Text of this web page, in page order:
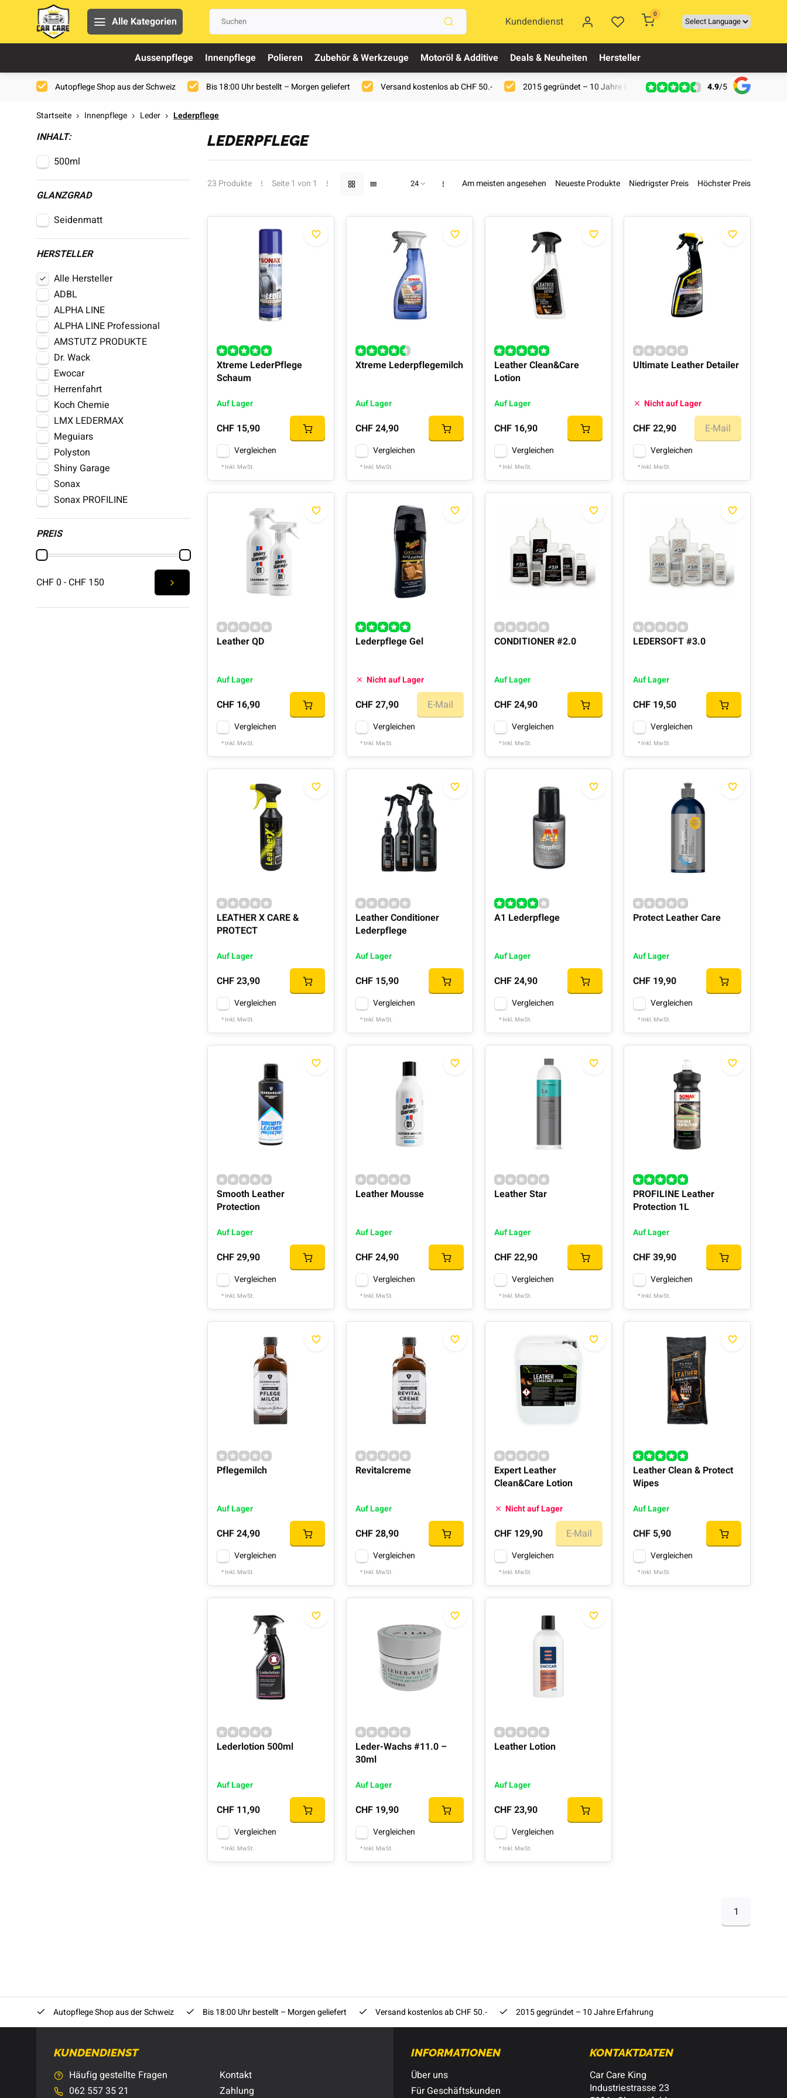
Alle Kategorien Kundendienst
0
Aussenpflege Innenpflege Polieren Zubehör & Werkzeuge Motoröl & Additive Deals & Neuheiten Hersteller
Autopflege Shop aus der Schweiz Bis 18:00 Uhr bestellt – Morgen geliefert Versand kostenlos ab CHF 50.- 2015 gegründet – 10 Jahre Erfahrung 4.9/5
Startseite Innenpflege Leder Lederpflege
INHALT:
500ml
GLANZGRAD
Seidenmatt
HERSTELLER
Alle Hersteller
ADBL
ALPHA LINE
ALPHA LINE Professional
AMSTUTZ PRODUKTE
Dr. Wack
Ewocar
Herrenfahrt
Koch Chemie
LMX LEDERMAX
Meguiars
Polyston
Shiny Garage
Sonax
Sonax PROFILINE
PREIS
CHF 0 - CHF 150
LEDERPFLEGE
23 Produkte Seite 1 von 1 Am meisten angesehen Neueste Produkte Niedrigster Preis Höchster Preis
Xtreme LederPflege
Schaum
Auf Lager
CHF 15,90
Vergleichen
* Inkl. MwSt.
Xtreme Lederpflegemilch
Auf Lager
CHF 24,90
Vergleichen
* Inkl. MwSt.
Leather Clean&Care
Lotion
Auf Lager
CHF 16,90
Vergleichen
* Inkl. MwSt.
Ultimate Leather Detailer
Nicht auf Lager
CHF 22,90 E-Mail
Vergleichen
* Inkl. MwSt.
Leather QD
Auf Lager
CHF 16,90
Vergleichen
* Inkl. MwSt.
Lederpflege Gel
Nicht auf Lager
CHF 27,90 E-Mail
Vergleichen
* Inkl. MwSt.
CONDITIONER #2.0
Auf Lager
CHF 24,90
Vergleichen
* Inkl. MwSt.
LEDERSOFT #3.0
Auf Lager
CHF 19,50
Vergleichen
* Inkl. MwSt.
LEATHER X CARE &
PROTECT
Auf Lager
CHF 23,90
Vergleichen
* Inkl. MwSt.
Leather Conditioner
Lederpflege
Auf Lager
CHF 15,90
Vergleichen
* Inkl. MwSt.
A1 Lederpflege
Auf Lager
CHF 24,90
Vergleichen
* Inkl. MwSt.
Protect Leather Care
Auf Lager
CHF 19,90
Vergleichen
* Inkl. MwSt.
Smooth Leather
Protection
Auf Lager
CHF 29,90
Vergleichen
* Inkl. MwSt.
Leather Mousse
Auf Lager
CHF 24,90
Vergleichen
* Inkl. MwSt.
Leather Star
Auf Lager
CHF 22,90
Vergleichen
* Inkl. MwSt.
PROFILINE Leather
Protection 1L
Auf Lager
CHF 39,90
Vergleichen
* Inkl. MwSt.
Pflegemilch
Auf Lager
CHF 24,90
Vergleichen
* Inkl. MwSt.
Revitalcreme
Auf Lager
CHF 28,90
Vergleichen
* Inkl. MwSt.
Expert Leather
Clean&Care Lotion
Nicht auf Lager
CHF 129,90 E-Mail
Vergleichen
* Inkl. MwSt.
Leather Clean & Protect
Wipes
Auf Lager
CHF 5,90
Vergleichen
* Inkl. MwSt.
Lederlotion 500ml
Auf Lager
CHF 11,90
Vergleichen
* Inkl. MwSt.
Leder-Wachs #11.0 –
30ml
Auf Lager
CHF 19,90
Vergleichen
* Inkl. MwSt.
Leather Lotion
Auf Lager
CHF 23,90
Vergleichen
* Inkl. MwSt.
1
Autopflege Shop aus der Schweiz Bis 18:00 Uhr bestellt – Morgen geliefert Versand kostenlos ab CHF 50.- 2015 gegründet – 10 Jahre Erfahrung
KUNDENDIENST
Häufig gestellte Fragen
062 557 35 21
Kontakt
Zahlung
INFORMATIONEN
Über uns
Für Geschäftskunden
KONTAKTDATEN
Car Care King
Industriestrasse 23